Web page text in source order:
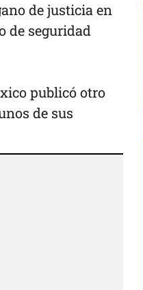
de justicia en
de seguridad
publicó otro
de sus